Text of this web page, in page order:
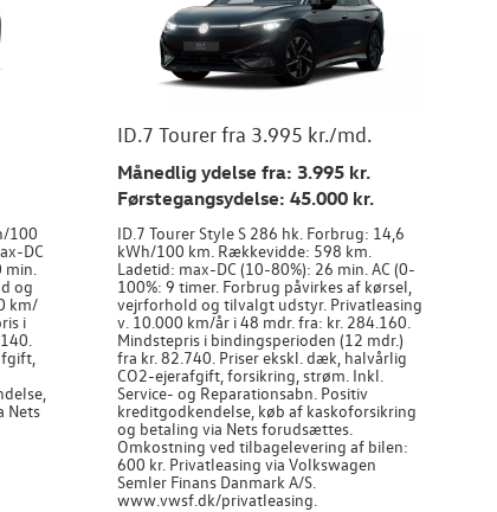
100
DC
min.
og
km/
i
Nets
ID.7 Tourer fra 3.995 kr./md.
Månedlig ydelse fra: 3.995 kr.
Førstegangsydelse: 45.000 kr.
ID.7 Tourer Style S 286 hk. Forbrug: 14,6
kWh/100 km. Rækkevidde: 598 km.
Ladetid: max-DC (10-80%): 26 min. AC (0-
100%: 9 timer. Forbrug påvirkes af kørsel,
vejrforhold og tilvalgt udstyr. Privatleasing
v. 10.000 km/år i 48 mdr. fra: kr. 284.160.
Mindstepris i bindingsperioden (12 mdr.)
fra kr. 82.740. Priser ekskl. dæk, halvårlig
CO2-ejerafgift, forsikring, strøm. Inkl.
Service- og Reparationsabn. Positiv
kreditgodkendelse, køb af kaskoforsikring
og betaling via Nets forudsættes.
Omkostning ved tilbagelevering af bilen:
600 kr. Privatleasing via Volkswagen
Semler Finans Danmark A/S.
www.vwsf.dk/privatleasing.